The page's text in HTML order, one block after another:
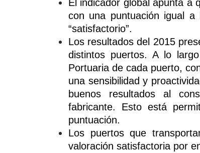
El indicador global apunta a
con una puntuación igual
“satisfactorio”.
Los resultados del 2015
distintos puertos. A lo
Portuaria de cada puerto,
una sensibilidad y
buenos resultados al
fabricante. Esto está
puntuación.
Los puertos que
valoración satisfactoria por